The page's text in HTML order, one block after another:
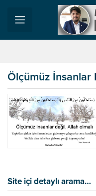
Ölçümüz İnsanlar
Site içi detaylı arama…